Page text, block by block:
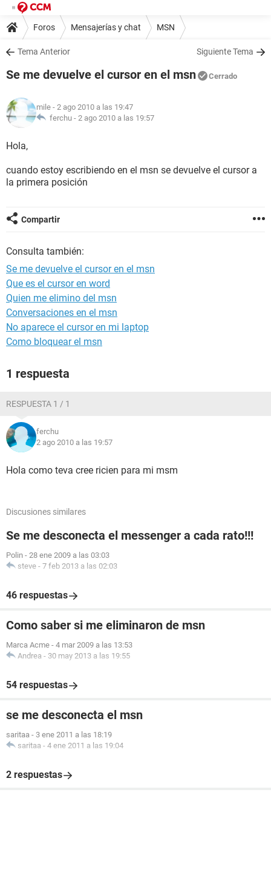
Foros Mensajerías y chat MSN
Tema Anterior Siguiente Tema
Se me devuelve el cursor en el msn Cerrado
mile - 2 ago 2010 a las 19:47
ferchu - 2 ago 2010 a las 19:57
Hola,
cuando estoy escribiendo en el msn se devuelve el cursor a
la primera posición
Compartir
Consulta también:
Se me devuelve el cursor en el msn
Que es el cursor en word
Quien me elimino del msn
Conversaciones en el msn
No aparece el cursor en mi laptop
Como bloquear el msn
1 respuesta
RESPUESTA 1 / 1
ferchu
2 ago 2010 a las 19:57
Hola como teva cree ricien para mi msm
Discusiones similares
Se me desconecta el messenger a cada rato!!!
Polin - 28 ene 2009 a las 03:03
steve - 7 feb 2013 a las 02:03
46 respuestas
Como saber si me eliminaron de msn
Marca Acme - 4 mar 2009 a las 13:53
Andrea - 30 may 2013 a las 19:55
54 respuestas
se me desconecta el msn
saritaa - 3 ene 2011 a las 18:19
saritaa - 4 ene 2011 a las 19:04
2 respuestas